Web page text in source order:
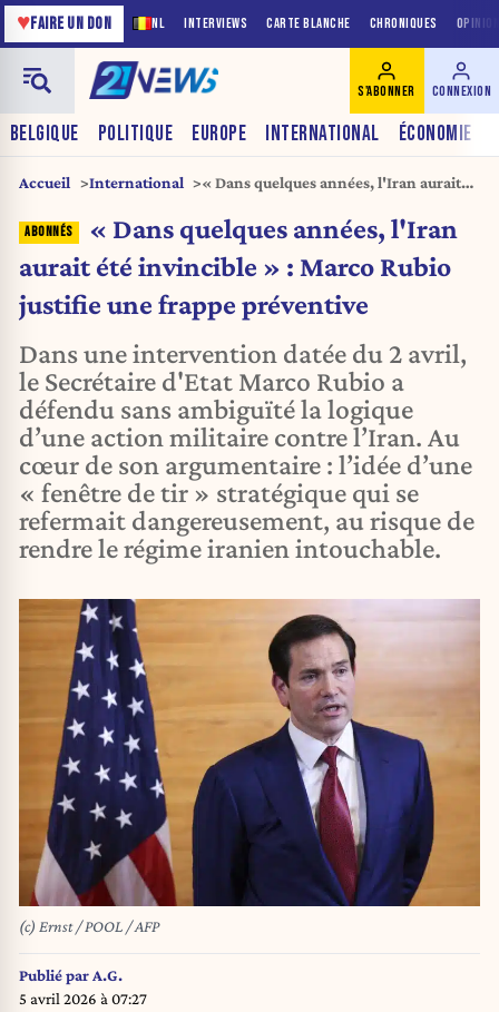
NL INTERVIEWS CARTE BLANCHE CHRONIQUES
♥FAIRE UN DON
BELGIQUE POLITIQUE EUROPE INTERNATIONAL ÉCONOMIE
S'ABONNER CONNEXION
Accueil International
« Dans quelques années, l'Iran aurait
une frappe préventive
« Dans quelques années, l'Iran
aurait été invincible » : Marco Rubio
justifie une frappe préventive
Dans une intervention datée du 2 avril,
le Secrétaire d'Etat Marco Rubio a
défendu sans ambiguïté la logique
d’une action militaire contre l’Iran. Au
cœur de son argumentaire : l’idée d’une
« fenêtre de tir » stratégique qui se
refermait dangereusement, au risque de
rendre le régime iranien intouchable.
(c) Ernst / POOL / AFP
Publié par A.G.
5 avril 2026 à 07:27